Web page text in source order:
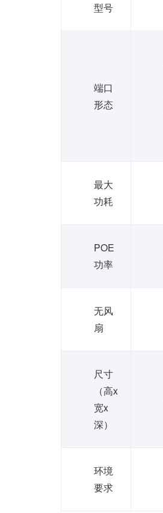
型号
端口
形态
最大
功耗
POE
功率
无风
扇
尺寸
（高x
宽x
深）
环境
要求